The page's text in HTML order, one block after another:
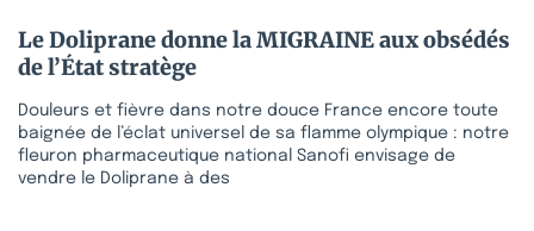
Le Doliprane donne la MIGRAINE aux obsédés
de l’État stratège
Douleurs et fièvre dans notre douce France encore toute
baignée de l’éclat universel de sa flamme olympique : notre
fleuron pharmaceutique national Sanofi envisage de
vendre le Doliprane à des